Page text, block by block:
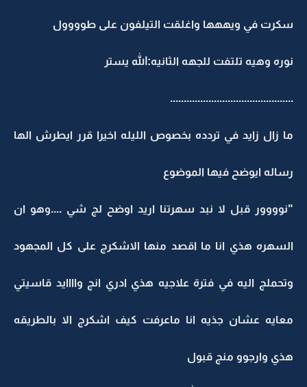
سكرت في ويههها واغلقت التيلفون على طوووول
نوره وهيه تلتفت للجهه الثانيه:الله يستر
.............................................
ما زال زايد في تردده بخصوص الليله اخيرا قرر ايطرش الها
رساله ايوضح فيها الموضوع
"نوووور قبل لا نبد سهرتنا اريد اوضح لج شي ....وهو ان
السهره هذي انا ما اقصد منها الاشكرج على كل المجهود
وتحملج اليه في فترة علاجيه هذي ادري انج واااايد قاسيتي
معايه عشان جذيه انا ماعرفت كيف اشكرج الا بالطريقه
هذي وارجوو منج قبول